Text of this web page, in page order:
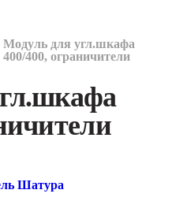
Модуль для угл.шкафа
400/400, ограничители